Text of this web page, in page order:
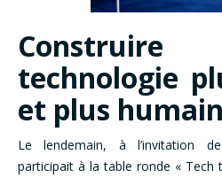
technologie
et plus
Le lendemain, à l’invitation
participait à la table ronde « Tech